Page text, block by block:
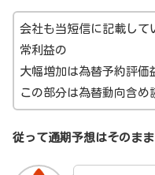
会社も当短信に記載して
常利益の
大幅増加は為替予約評価
この部分は為替動向含め
従って通期予想はそのまま